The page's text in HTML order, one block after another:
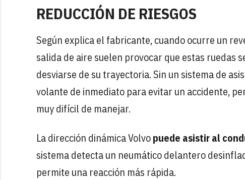
REDUCCIÓN DE RIESGOS
Según explica el fabricante, cuando ocurre un
salida de aire suelen provocar que estas ruedas
desviarse de su trayectoria. Sin un sistema de
volante de inmediato para evitar un accidente,
muy difícil de manejar.
La dirección dinámica Volvopuede asistir al
sistema detecta un neumático delantero
permite una reacción más rápida.